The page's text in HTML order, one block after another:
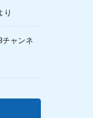
り
ャンネ